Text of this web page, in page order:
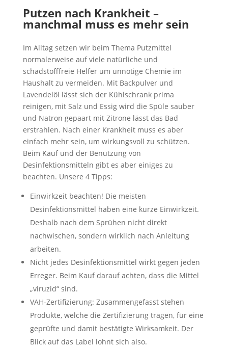
Putzen nach Krankheit –
manchmal muss es mehr sein
Im Alltag setzen wir beim Thema Putzmittel
normalerweise auf viele natürliche und
schadstofffreie Helfer um unnötige Chemie im
Haushalt zu vermeiden. Mit Backpulver und
Lavendelöl lässt sich der Kühlschrank prima
reinigen, mit Salz und Essig wird die Spüle sauber
und Natron gepaart mit Zitrone lässt das Bad
erstrahlen. Nach einer Krankheit muss es aber
einfach mehr sein, um wirkungsvoll zu schützen.
Beim Kauf und der Benutzung von
Desinfektionsmitteln gibt es aber einiges zu
beachten. Unsere 4 Tipps:
Einwirkzeit beachten! Die meisten
Desinfektionsmittel haben eine kurze Einwirkzeit.
Deshalb nach dem Sprühen nicht direkt
nachwischen, sondern wirklich nach Anleitung
arbeiten.
Nicht jedes Desinfektionsmittel wirkt gegen jeden
Erreger. Beim Kauf darauf achten, dass die Mittel
„viruzid“ sind.
VAH-Zertifizierung: Zusammengefasst stehen
Produkte, welche die Zertifizierung tragen, für eine
geprüfte und damit bestätigte Wirksamkeit. Der
Blick auf das Label lohnt sich also.